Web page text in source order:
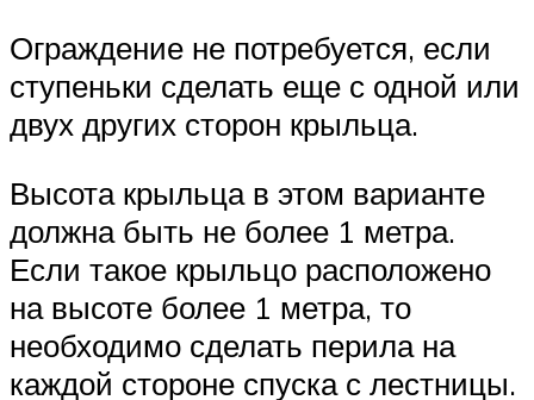
Ограждение не потребуется, если
ступеньки сделать еще с одной или
двух других сторон крыльца.
Высота крыльца в этом варианте
должна быть не более 1 метра.
Если такое крыльцо расположено
на высоте более 1 метра, то
необходимо сделать перила на
каждой стороне спуска с лестницы.